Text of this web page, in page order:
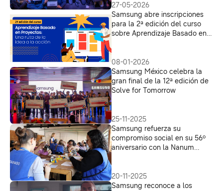
27-05-2026
Samsung abre inscripciones
para la 2ª edición del curso
sobre Aprendizaje Basado en
08-01-2026
Samsung México celebra la
gran final de la 12ª edición de
Solve for Tomorrow
25-11-2025
Samsung refuerza su
compromiso social en su 56º
aniversario con la Nanum
20-11-2025
Samsung reconoce a los